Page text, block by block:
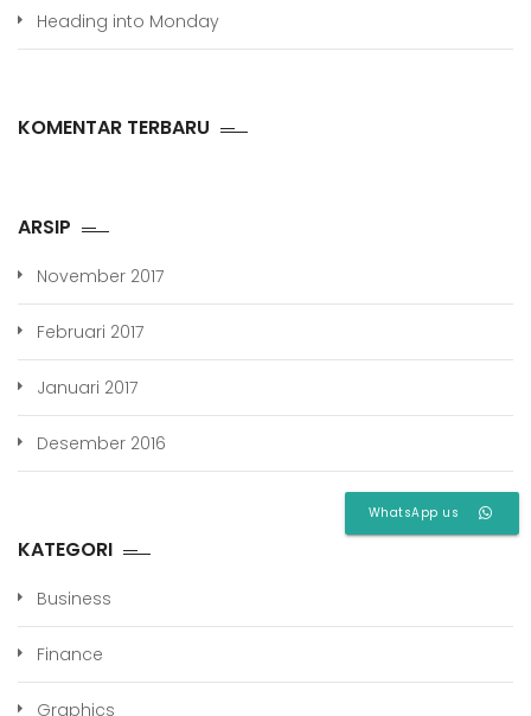
Heading into Monday
KOMENTAR TERBARU
ARSIP
November 2017
Februari 2017
Januari 2017
Desember 2016
KATEGORI
Business
Finance
Graphics
WhatsApp us